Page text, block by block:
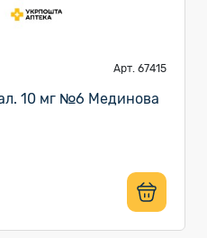
Арт. 67415
10 мг №6 Мединова